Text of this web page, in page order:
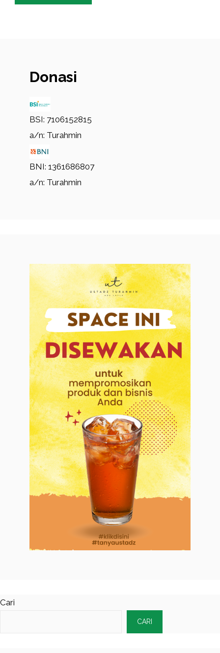
Donasi
BSI: 7106152815
a/n: Turahmin
BNI: 1361686807
a/n: Turahmin
Cari
CARI